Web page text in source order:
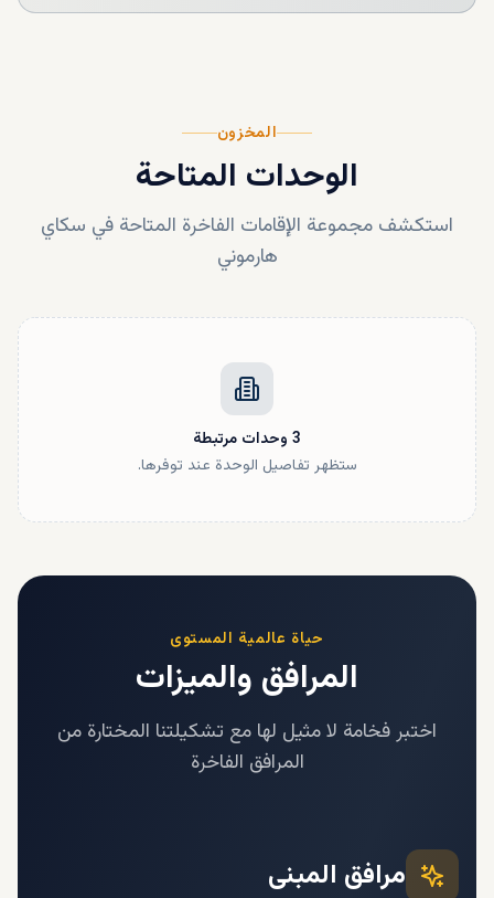
المخزون
الوحدات المتاحة
استكشف مجموعة الإقامات الفاخرة المتاحة في سكاي
هارموني
3 وحدات مرتبطة
ستظهر تفاصيل الوحدة عند توفرها.
حياة عالمية المستوى
المرافق والميزات
اختبر فخامة لا مثيل لها مع تشكيلتنا المختارة من
المرافق الفاخرة
مرافق المبنى